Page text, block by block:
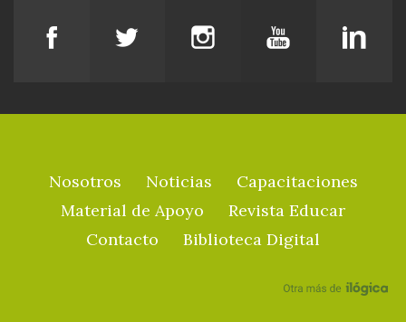
Nosotros Noticias
Capacitaciones
Material de Apoyo
Revista Educar
Contacto
Biblioteca Digital